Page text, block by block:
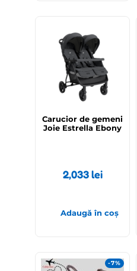
Carucior de gemeni
Joie Estrella Ebony
2,033lei
Adaugă în coș
-7%